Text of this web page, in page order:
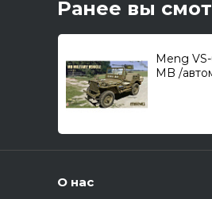
Ранее вы
Meng
MB /
О нас